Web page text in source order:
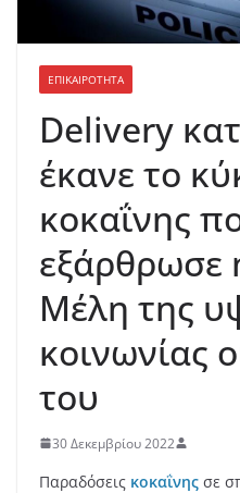
ΕΠΙΚΑΙΡΟΤΗΤΑ
Delivery
έκανε το
κοκαΐνης
εξάρθρωσε
Μέλη της
κοινωνίας
του
30 Δεκεμβρίου 2022
Παραδόσεις κοκαΐνης σε